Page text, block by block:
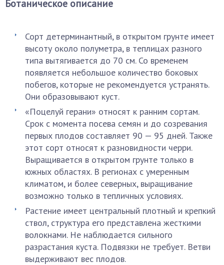
Ботаническое описание
Сорт детерминантный, в открытом грунте имеет
высоту около полуметра, в теплицах разного
типа вытягивается до 70 см. Со временем
появляется небольшое количество боковых
побегов, которые не рекомендуется устранять.
Они образовывают куст.
«Поцелуй герани» относят к ранним сортам.
Срок с момента посева семян и до созревания
первых плодов составляет 90 — 95 дней. Также
этот сорт относят к разновидности черри.
Выращивается в открытом грунте только в
южных областях. В регионах с умеренным
климатом, и более северных, выращивание
возможно только в тепличных условиях.
Растение имеет центральный плотный и крепкий
ствол, структура его представлена жесткими
волокнами. Не наблюдается сильного
разрастания куста. Подвязки не требует. Ветви
выдерживают вес плодов.